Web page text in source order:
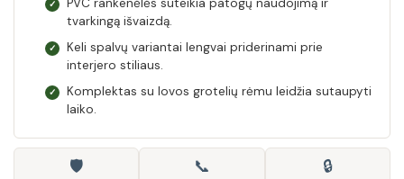
✓
PVC rankenėlės suteikia patogų naudojimą ir
tvarkingą išvaizdą.
✓
Keli spalvų variantai lengvai priderinami prie
interjero stiliaus.
✓
Komplektas su lovos grotelių rėmu leidžia sutaupyti
laiko.
🛡 📞 🔒